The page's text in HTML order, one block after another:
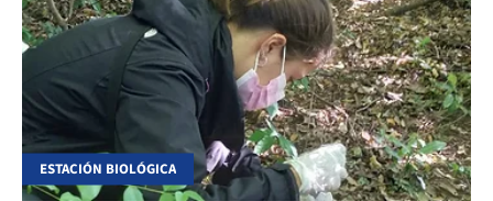
ESTACIÓN BIOLÓGICA